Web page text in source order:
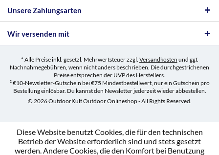
Unsere Zahlungsarten
Wir versenden mit
* Alle Preise inkl. gesetzl. Mehrwertsteuer zzgl. Versandkosten und ggf.
Nachnahmegebühren, wenn nicht anders beschrieben. Die durchgestrichenen
Preise entsprechen der UVP des Herstellers.
² €10-Newsletter-Gutschein bei €75 Mindestbestellwert, nur ein Gutschein pro
Bestellung einlösbar. Du kannst den Newsletter jederzeit wieder abbestellen.
© 2026 OutdoorKult Outdoor Onlineshop - All Rights Reserved.
Diese Website benutzt Cookies, die für den technischen
Betrieb der Website erforderlich sind und stets gesetzt
werden. Andere Cookies, die den Komfort bei Benutzung